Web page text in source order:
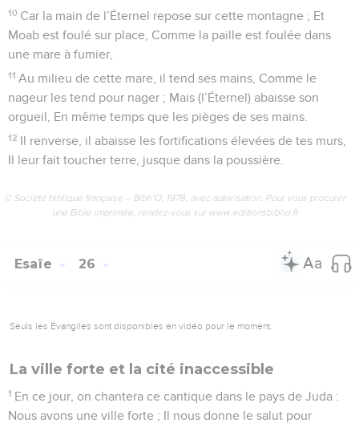
10 Car la main de l’Éternel repose sur cette montagne ; Et
Moab est foulé sur place, Comme la paille est foulée dans
une mare à fumier,
11 Au milieu de cette mare, il tend ses mains, Comme le
nageur les tend pour nager ; Mais (l’Éternel) abaisse son
orgueil, En même temps que les pièges de ses mains.
12 Il renverse, il abaisse les fortifications élevées de tes murs,
Il leur fait toucher terre, jusque dans la poussière.
© Société biblique française – Bibli’O, 1978, avec autorisation. Pour vous procurer
une Bible imprimée, rendez-vous sur www.editionsbiblio.fr
Esaïe 26
Seuls les Évangiles sont disponibles en vidéo pour le moment.
La ville forte et la cité inaccessible
1 En ce jour, on chantera ce cantique dans le pays de Juda :
Nous avons une ville forte ; Il nous donne le salut pour